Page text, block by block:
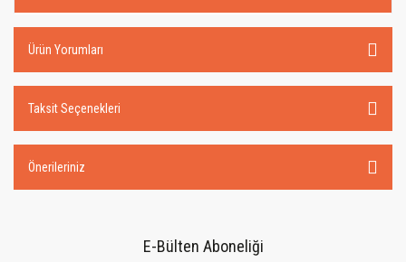
Ürün Yorumları
Taksit Seçenekleri
Önerileriniz
E-Bülten Aboneliği